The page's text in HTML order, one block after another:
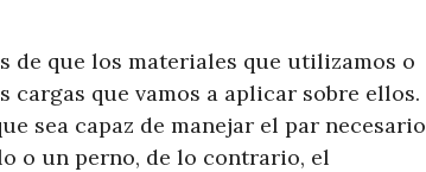
de que los materiales que utilizamos o
que vamos a aplicar sobre ellos.
sea capaz de manejar el par necesario
o un perno, de lo contrario, el